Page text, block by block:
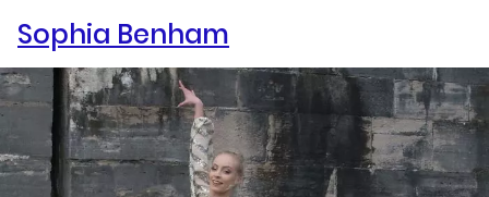
Sophia Benham